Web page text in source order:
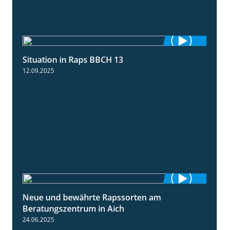
Situation in Raps BBCH 13
12.09.2025
Neue und bewährte Rapssorten am
Beratungszentrum in Aich
24.06.2025